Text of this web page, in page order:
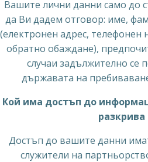
Вашите лични данни само до
да Ви дадем отговор: име,
(електронен адрес,
обратно обаждане),
случаи задължително се
държавата на
Кой има достъп до
разкрива
Достъп до вашите данни
служители на